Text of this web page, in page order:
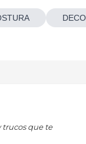
trucos que te